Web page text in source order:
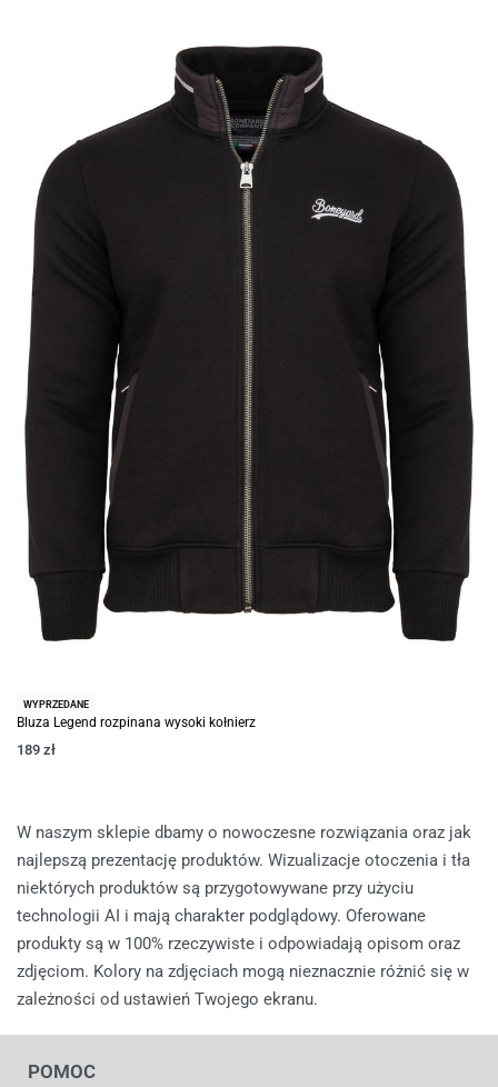
WYPRZEDANE
Bluza Legend rozpinana wysoki kołnierz
189 zł
W naszym sklepie dbamy o nowoczesne rozwiązania oraz jak
najlepszą prezentację produktów. Wizualizacje otoczenia i tła
niektórych produktów są przygotowywane przy użyciu
technologii AI i mają charakter podglądowy. Oferowane
produkty są w 100% rzeczywiste i odpowiadają opisom oraz
zdjęciom. Kolory na zdjęciach mogą nieznacznie różnić się w
zależności od ustawień Twojego ekranu.
POMOC